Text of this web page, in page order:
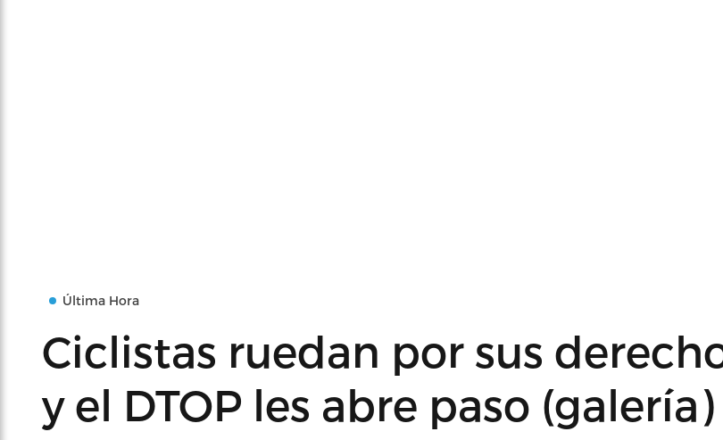
Última Hora
Ciclistas ruedan por sus
y el DTOP les abre paso (galería)